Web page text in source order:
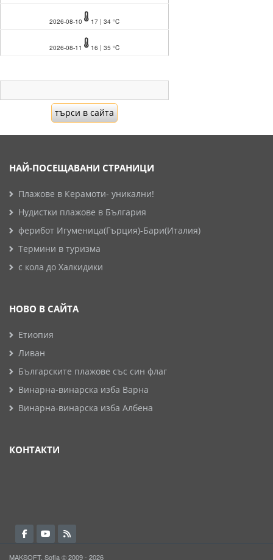
2026-08-10 17 | 34 °C
2026-08-11 16 | 35 °C
НАЙ-ПОСЕЩАВАНИ СТРАНИЦИ
Плажове в Керамоти- уникални!
Нудистки плажове в България
ферибот Игуменица(Гърция)-Бари(Италия)
Термини в туризма
с кола до Халкидики
НОВО В САЙТА
Етиопия
Ливан
Българските плажове със син флаг
Винарна-винарска изба Варна
Винарна-винарска изба Албена
КОНТАКТИ
MAKSOFT, Sofia © 2009 - 2026